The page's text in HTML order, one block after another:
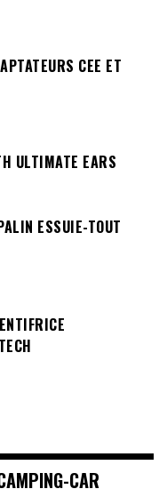
CEE ET
ULTIMATE EARS
ESSUIE-TOUT
CAR